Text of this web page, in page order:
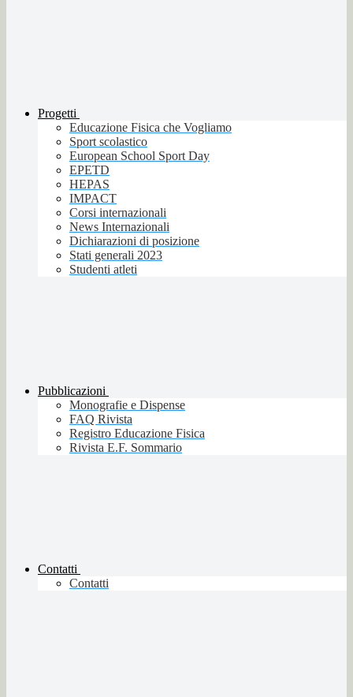
Progetti
Educazione Fisica che Vogliamo
Sport scolastico
European School Sport Day
EPETD
HEPAS
IMPACT
Corsi internazionali
News Internazionali
Dichiarazioni di posizione
Stati generali 2023
Studenti atleti
Pubblicazioni
Monografie e Dispense
FAQ Rivista
Registro Educazione Fisica
Rivista E.F. Sommario
Contatti
Contatti